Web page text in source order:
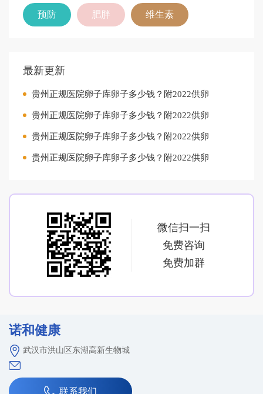
预防 肥胖 维生素
最新更新
贵州正规医院卵子库卵子多少钱？附2022供卵
贵州正规医院卵子库卵子多少钱？附2022供卵
贵州正规医院卵子库卵子多少钱？附2022供卵
贵州正规医院卵子库卵子多少钱？附2022供卵
微信扫一扫
免费咨询
免费加群
诺和健康
武汉市洪山区东湖高新生物城
联系我们